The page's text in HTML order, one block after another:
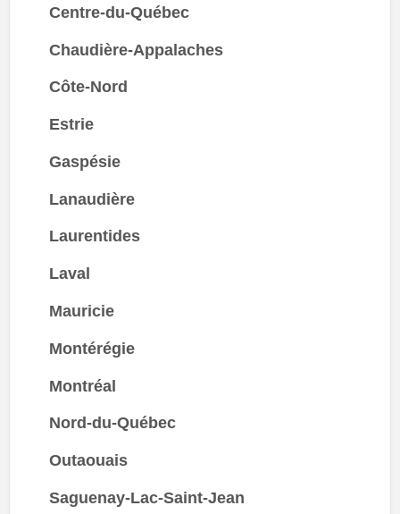
Centre-du-Québec
Chaudière-Appalaches
Côte-Nord
Estrie
Gaspésie
Lanaudière
Laurentides
Laval
Mauricie
Montérégie
Montréal
Nord-du-Québec
Outaouais
Saguenay-Lac-Saint-Jean